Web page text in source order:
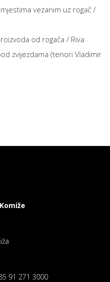
vezanim uz rogač /
od rogača / Riva
zvijezdama (tenori Vladimir
91 271 3000